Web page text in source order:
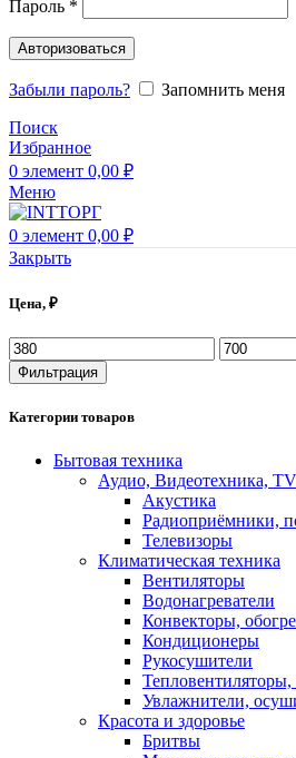
Пароль *
Авторизоваться
Забыли пароль?
Запомнить меня
Поиск
Избранное
0 элемент 0,00 ₽
Меню
0 элемент 0,00 ₽
Закрыть
Цена, ₽
Фильтрация
Категории товаров
Бытовая техника
Аудио, Видеотехника, TV
Акустика
Радиоприёмники,
Телевизоры
Климатическая техника
Вентиляторы
Водонагреватели
Конвекторы,
Кондиционеры
Рукосушители
Увлажнители,
Красота и здоровье
Бритвы